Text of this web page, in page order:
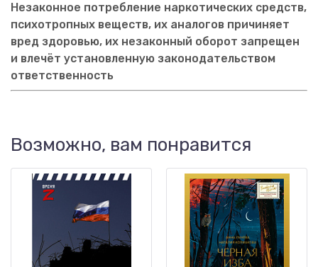
Незаконное потребление наркотических средств,
психотропных веществ, их аналогов причиняет
вред здоровью, их незаконный оборот запрещен
и влечёт установленную законодательством
ответственность
Возможно, вам понравится